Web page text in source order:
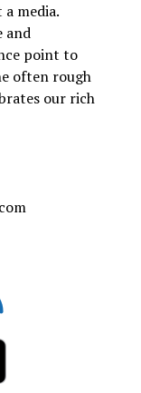
media.
and
point to
often rough
our rich